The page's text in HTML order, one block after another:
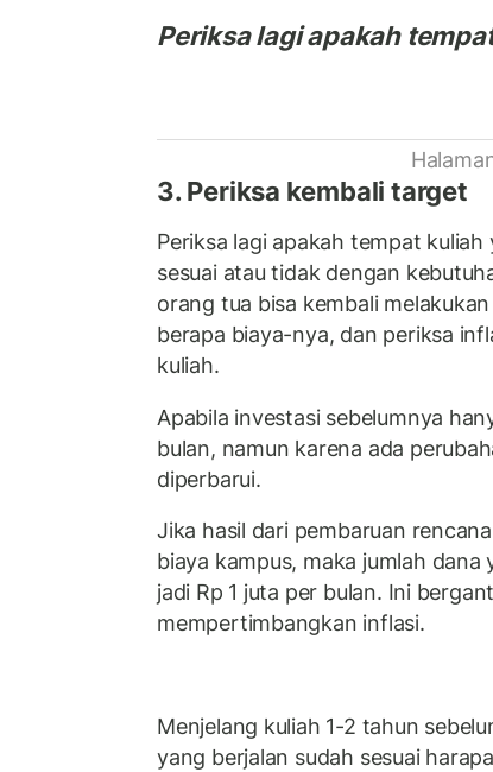
Periksa lagi apakah
3. Periksa kembali target
Periksa lagi apakah tempat
sesuai atau tidak dengan
orang tua bisa kembali
berapa biaya-nya, dan periksa
kuliah.
Apabila investasi sebelumnya
bulan, namun karena ada
diperbarui.
Jika hasil dari pembaruan
biaya kampus, maka jumlah
jadi Rp 1 juta per bulan. Ini
mempertimbangkan inflasi.
Menjelang kuliah 1-2 tahun
yang berjalan sudah sesuai